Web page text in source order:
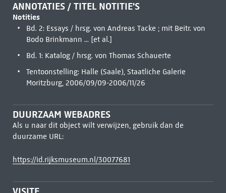
ANNOTATIES / TITEL NOTITIE'S
Notities
Bd. 2: Essays / hrsg. von Andreas Tacke ; mit Beitr. von
Bodo Brinkmann ... [et al.]
Bd. 1: Katalog / hrsg. von Thomas Schauerte
Tentoonstelling: Halle (Saale), Staatliche Galerie
Moritzburg, 2006/09/09-2006/11/26
DUURZAAM WEBADRES
Als u naar dit object wilt verwijzen, gebruik dan de
duurzame URL:
https://id.rijksmuseum.nl/30077681